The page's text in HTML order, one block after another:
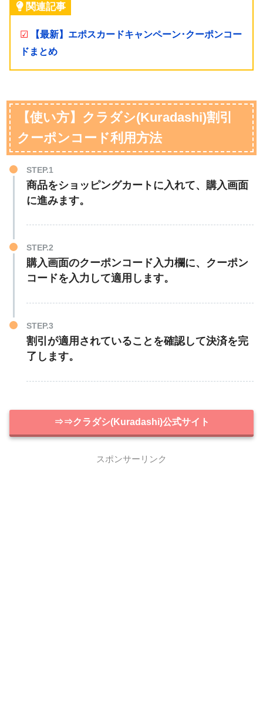
関連記事
☑
【最新】エポスカードキャンペーン･クーポンコー
ドまとめ
【使い方】クラダシ(Kuradashi)割引
クーポンコード利用方法
STEP.1
商品をショッピングカートに入れて、購入画面
に進みます。
STEP.2
購入画面のクーポンコード入力欄に、クーポン
コードを入力して適用します。
STEP.3
割引が適用されていることを確認して決済を完
了します。
⇒⇒クラダシ(Kuradashi)公式サイト
スポンサーリンク